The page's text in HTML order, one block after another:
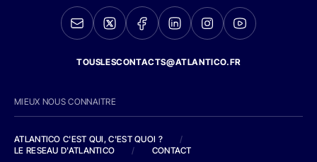
TOUSLESCONTACTS@ATLANTICO.FR
MIEUX NOUS CONNAITRE
ATLANTICO C'EST QUI, C'EST QUOI ?
/
LE RESEAU D'ATLANTICO
/ CONTACT